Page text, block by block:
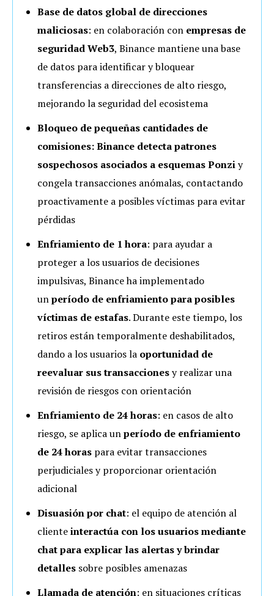
Base de datos global de direcciones
maliciosas: en colaboración con empresas de
seguridad Web3, Binance mantiene una base
de datos para identificar y bloquear
transferencias a direcciones de alto riesgo,
mejorando la seguridad del ecosistema
Bloqueo de pequeñas cantidades de
comisiones: Binance detecta patrones
sospechosos asociados a esquemas Ponziy
congela transacciones anómalas, contactando
proactivamente a posibles víctimas para evitar
pérdidas
Enfriamiento de 1 hora: para ayudar a
proteger a los usuarios de decisiones
impulsivas, Binance ha implementado
unperíodo de enfriamiento para posibles
víctimas de estafas. Durante este tiempo, los
retiros están temporalmente deshabilitados,
dando a los usuarios la oportunidad de
reevaluar sus transaccionesy realizar una
revisión de riesgos con orientación
Enfriamiento de 24 horas: en casos de alto
riesgo, se aplica unperíodo de enfriamiento
de 24 horas para evitar transacciones
perjudiciales y proporcionar orientación
adicional
Disuasión por chat: el equipo de atención al
clienteinteractúa con los usuarios mediante
chat para explicar las alertas y brindar
detalles sobre posibles amenazas
Llamada de atención: en situaciones críticas